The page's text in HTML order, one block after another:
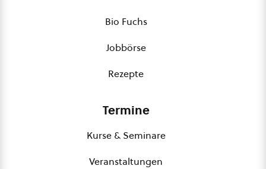
Bio Fuchs
Jobbörse
Rezepte
Termine
Kurse & Seminare
Veranstaltungen